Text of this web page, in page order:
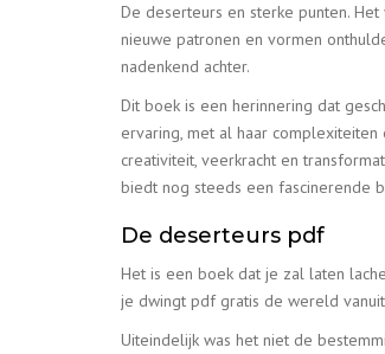
De deserteurs en sterke punten.
nieuwe patronen en vormen
nadenkend achter.
Dit boek is een herinnering dat
ervaring, met al haar
creativiteit, veerkracht en
biedt nog steeds een fascinerende
De deserteurs pdf
Het is een boek dat je zal laten
je dwingt pdf gratis de wereld
Uiteindelijk was het niet de